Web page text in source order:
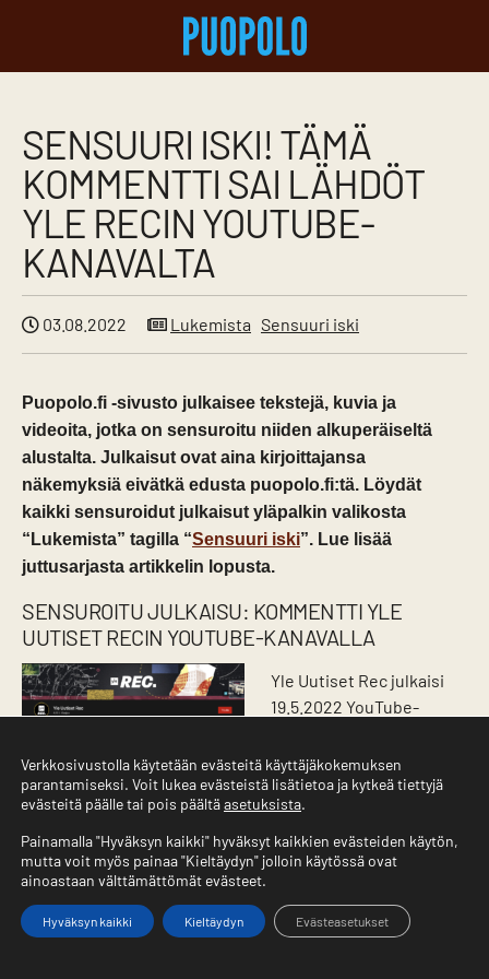
SENSUURI ISKI! TÄMÄ
KOMMENTTI SAI LÄHDÖT
YLE RECIN YOUTUBE-
KANAVALTA
03.08.2022 Lukemista Sensuuri iski
Puopolo.fi -sivusto julkaisee tekstejä, kuvia ja
videoita, jotka on sensuroitu niiden alkuperäiseltä
alustalta. Julkaisut ovat aina kirjoittajansa
näkemyksiä eivätkä edusta puopolo.fi:tä. Löydät
kaikki sensuroidut julkaisut yläpalkin valikosta
“Lukemista” tagilla “Sensuuri iski”. Lue lisää
juttusarjasta artikkelin lopusta.
SENSUROITU JULKAISU: KOMMENTTI YLE
UUTISET RECIN YOUTUBE-KANAVALLA
Yle Uutiset Rec julkaisi
19.5.2022 YouTube-
otsikolla ”Tämän takia
hoitajien palkkoja on
vaikea nostaa”. Annika Salonen kommentoi videota, mutta
kommentti sai hetimiten lähdöt. Tiedossa ei ole, poistiko
kommentin YouTube vai Yle. Vaikea kuitenkaan nähdä,
mitäYouTubenyhteisösääntöä alla oleva kirjoitus rikkoisi,
joten vähintäänkin kohtuullisella varmuudella voi olettaa,
että poiston on tehnyt Yle.
Verkkosivustolla käytetään evästeitä käyttäjäkokemuksen
parantamiseksi. Voit lukea evästeistä lisätietoa ja kytkeä tiettyjä
evästeitä päälle tai pois päältäasetuksista.
Painamalla "Hyväksyn kaikki" hyväksyt kaikkien evästeiden käytön,
mutta voit myös painaa "Kieltäydyn" jolloin käytössä ovat
ainoastaan välttämättömät evästeet.
Hyväksyn kaikki Kieltäydyn Evästeasetukset